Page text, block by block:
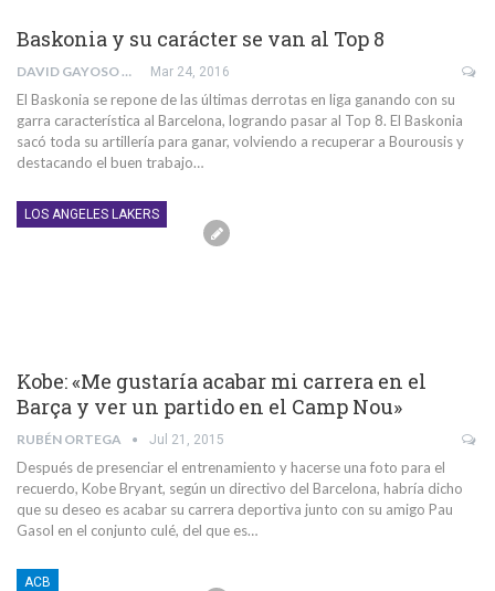
Baskonia y su carácter se van al Top 8
DAVID GAYOSO GARRIDO Mar 24, 2016
El Baskonia se repone de las últimas derrotas en liga ganando con su
garra característica al Barcelona, logrando pasar al Top 8. El Baskonia
sacó toda su artillería para ganar, volviendo a recuperar a Bourousis y
destacando el buen trabajo…
LOS ANGELES LAKERS
Kobe: «Me gustaría acabar mi carrera en el
Barça y ver un partido en el Camp Nou»
RUBÉN ORTEGA Jul 21, 2015
Después de presenciar el entrenamiento y hacerse una foto para el
recuerdo, Kobe Bryant, según un directivo del Barcelona, habría dicho
que su deseo es acabar su carrera deportiva junto con su amigo Pau
Gasol en el conjunto culé, del que es…
ACB